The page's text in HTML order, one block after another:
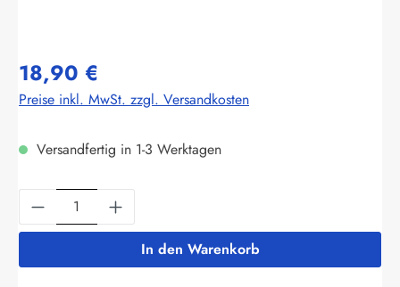
18,90 €
Preise inkl. MwSt. zzgl. Versandkosten
Versandfertig in 1-3 Werktagen
Produkt Anzahl: Gib den gewünschten
In den Warenkorb